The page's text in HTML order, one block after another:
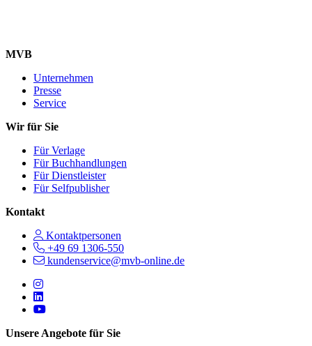
MVB
Unternehmen
Presse
Service
Wir für Sie
Für Verlage
Für Buchhandlungen
Für Dienstleister
Für Selfpublisher
Kontakt
Kontaktpersonen
+49 69 1306-550
kundenservice@mvb-online.de
Follow us on https://www.instagram.com/lifeatmvb/
Follow us on https://www.linkedin.com/company/mvbbooks
Follow us on https://www.youtube.com/@mvbbooks
Unsere Angebote für Sie